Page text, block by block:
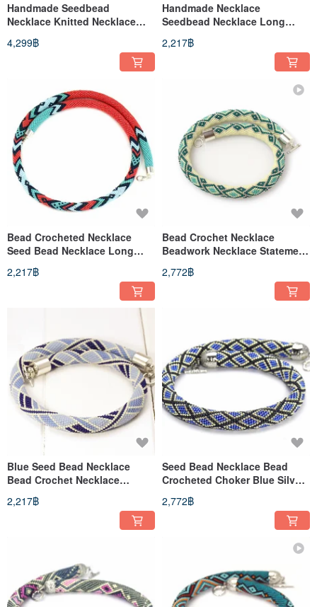
Handmade Seedbead
Necklace Knitted Necklace
Bead Crochet Jewelry Gift For
Wife
4,299฿
Handmade Necklace
Seedbead Necklace Long
Beaded Necklace Gift For
Women
2,217฿
Bead Crocheted Necklace
Seed Bead Necklace Long
Beaded Necklace Gift For
Women
2,217฿
Bead Crochet Necklace
Beadwork Necklace Statement
Jewelry Seed Bead Necklace
2,772฿
Blue Seed Bead Necklace
Bead Crochet Necklace
Geometric Necklace Fashion
Jewelry
2,217฿
Seed Bead Necklace Bead
Crocheted Choker Blue Silver
Necklace Gift For Women
2,772฿